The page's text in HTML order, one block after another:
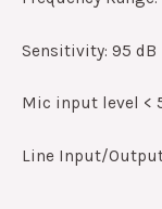
Sensitivity: 95 dB
Mic input level <
Line Input/